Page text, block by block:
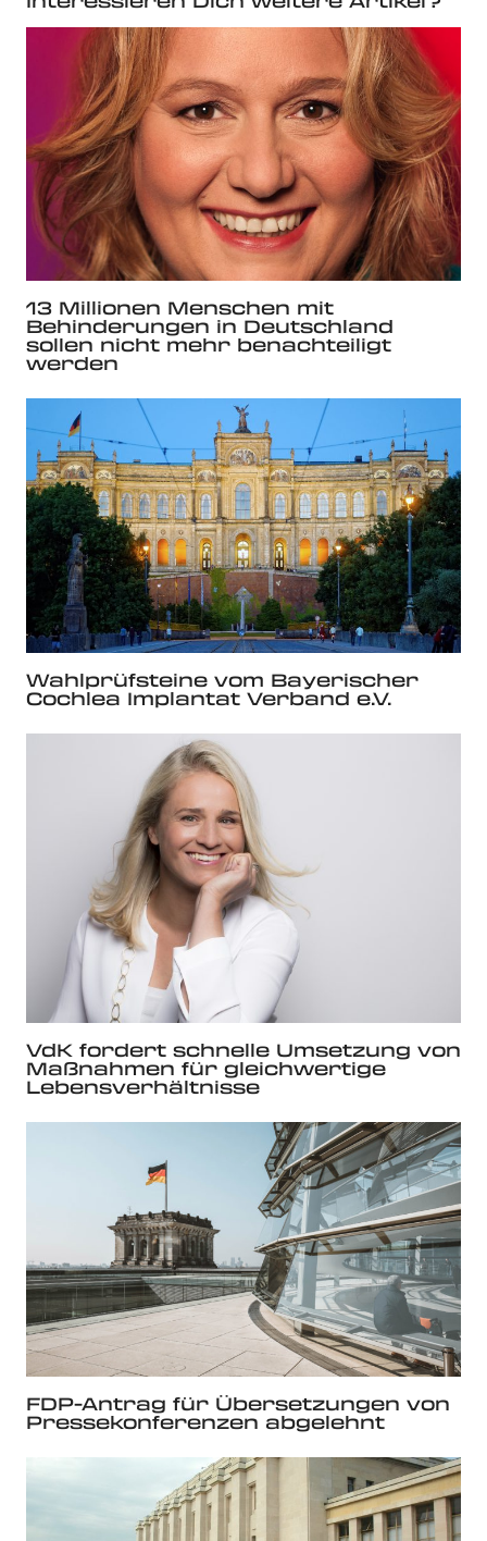
13 Millionen Menschen mit
Behinderungen in Deutschland
sollen nicht mehr benachteiligt
werden
Wahlprüfsteine vom Bayerischer
Cochlea Implantat Verband e.V.
VdK fordert schnelle Umsetzung von
Maßnahmen für gleichwertige
Lebensverhältnisse
FDP-Antrag für Übersetzungen von
Pressekonferenzen abgelehnt